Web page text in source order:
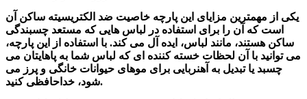
یکی از مهمترین مزایای این پارچه خاصیت ضد الکتریسیته ساکن آن
است که آن را برای استفاده در لباس هایی که مستعد چسبندگی
ساکن هستند، مانند لباس، ایده آل می کند. با استفاده از این پارچه،
می توانید با آن لحظات خسته کننده ای که لباس شما به پاهایتان می
چسبد یا تبدیل به آهنربایی برای موهای حیوانات خانگی و پرز می
شود، خداحافظی کنید.